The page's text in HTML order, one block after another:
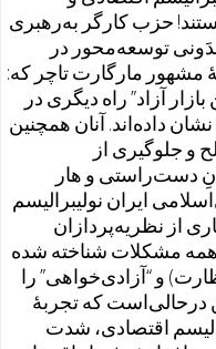
حزب کارگر به‌رهبری
توسعه‌محور در
مشهور مارگارت تاچر که:
آزاد” راه دیگری در
داده‌اند. آنان همچنین
و جلوگیری از
دست‌راستی و هار
ایران نولیبرالیسم
از نظریه‌پردازان
مشکلات شناخته شده
و “آزادی‌خواهی” را
درحالی‌است که تجربهٔ
اقتصادی، شدت